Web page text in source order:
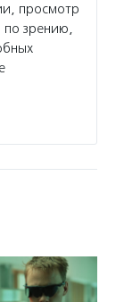
просмотр
по зрению,